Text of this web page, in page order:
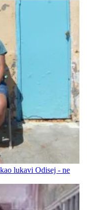
lukavi Odisej - ne